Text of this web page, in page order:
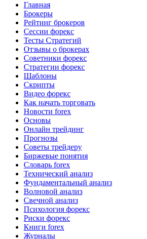
Главная
Брокеры
Рейтинг брокеров
Сессии форекс
Тесты Стратегий
Отзывы о брокерах
Советники форекс
Стратегии форекс
Шаблоны
Скрипты
Видео форекс
Как начать торговать
Новости forex
Основы
Онлайн трейдинг
Прогнозы
Советы трейдеру
Биржевые понятия
Словарь forex
Технический анализ
Фундаментальный анализ
Волновой анализ
Свечной анализ
Психология форекс
Риски форекс
Книги forex
Журналы